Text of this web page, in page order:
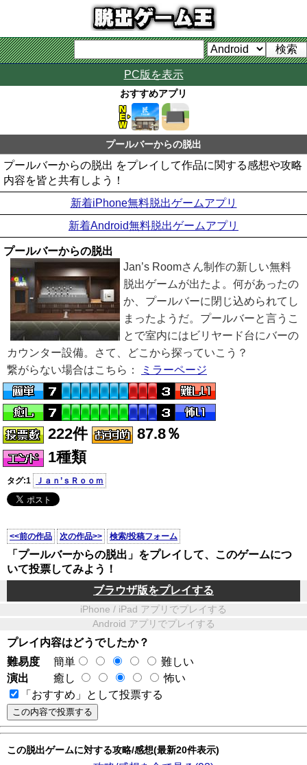
PC版を表示
おすすめアプリ
プールバーからの脱出
プールバーからの脱出 をプレイして作品に関する感想や攻略
内容を皆と共有しよう！
新着iPhone無料脱出ゲームアプリ
新着Android無料脱出ゲームアプリ
プールバーからの脱出
Jan’s Roomさん制作の新しい無料
脱出ゲームが出たよ。何があったの
か、プールバーに閉じ込められてし
まったようだ。プールバーと言うこ
とで室内にはビリヤード台にバーの
カウンター設備。さて、どこから探っていこう？
繋がらない場合はこちら：
ミラーページ
222件
87.8％
1種類
タグ:1 Ｊａｎ’ｓＲｏｏｍ
<<前の作品 次の作品>> 検索/投稿フォーム
「プールバーからの脱出」をプレイして、このゲームにつ
いて投票してみよう！
ブラウザ版をプレイする
iPhone / iPad アプリでプレイする
Android アプリでプレイする
プレイ内容はどうでしたか？
難易度
簡単
難しい
演出
癒し
怖い
「おすすめ」として投票する
この脱出ゲームに対する攻略/感想(最新20件表示)